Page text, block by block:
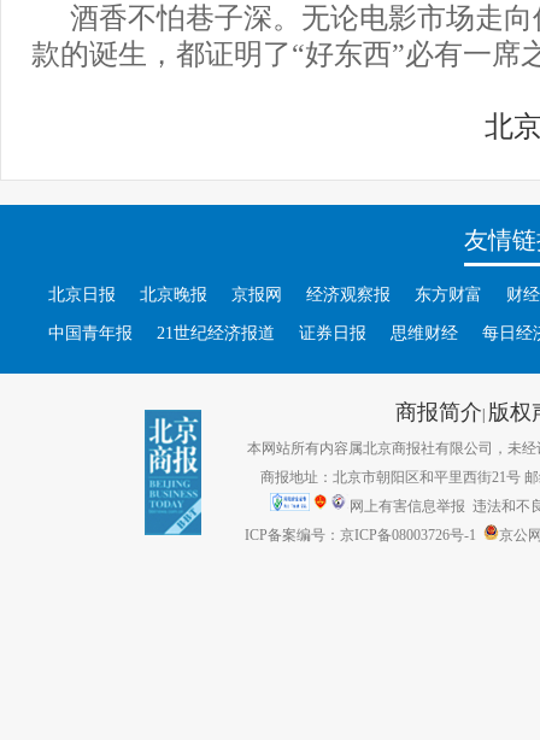
酒香不怕巷子深。无论电影市场走
款的诞生，都证明了“好东西”必有一席
北
友情
北京日报 北京晚报 京报网 经济观察报 东方财富 财
中国青年报 21世纪经济报道 证券日报 思维财经 每日经
商报简介| 版权
本网站所有内容属北京商报社有限公司，未经
商报地址：北京市朝阳区和平里西街21号
网上有害信息举报 违法和不
ICP备案编号：京ICP备08003726号-1
京公